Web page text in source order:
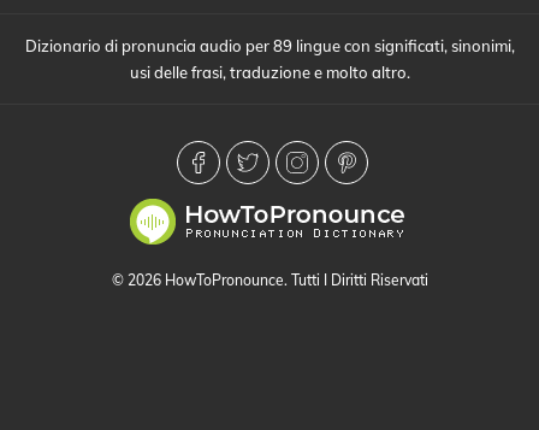
Dizionario di pronuncia audio per 89 lingue con significati, sinonimi,
usi delle frasi, traduzione e molto altro.
© 2026 HowToPronounce. Tutti I Diritti Riservati